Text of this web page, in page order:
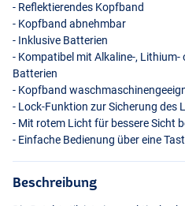
- Reflektierendes Kopfband
- Kopfband abnehmbar
- Inklusive Batterien
- Kompatibel mit Alkaline-,
Batterien
- Kopfband
- Lock-Funktion zur Sicherung des
- Mit rotem Licht für bessere Sicht
- Einfache Bedienung über eine
Beschreibung